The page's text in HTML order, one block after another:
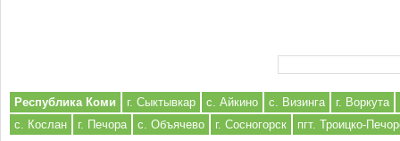
Республика Коми г. Сыктывкар с. Айкино с. Визинга
г. Воркута
с. Кослан
г. Печора с. Объячево г. Сосногорск пгт. Троицко-